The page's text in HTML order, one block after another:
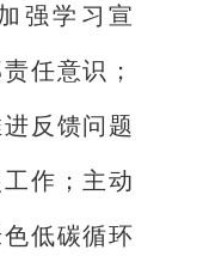
强学习宣
任意识；
反馈问题
作；主动
低碳循环